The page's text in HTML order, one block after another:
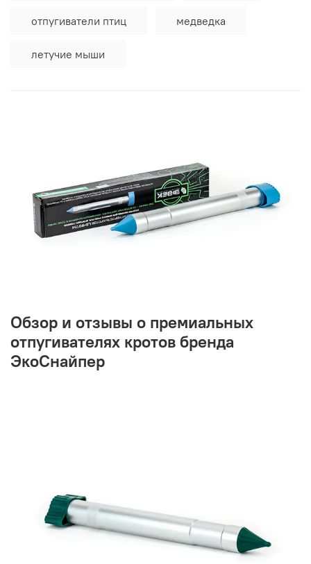
отпугиватели птиц медведка
летучие мыши
Обзор и отзывы о премиальных
отпугивателях кротов бренда
ЭкоСнайпер